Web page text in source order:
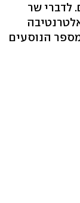
ק"מ נוספים. לדברי שר
הנוסעים